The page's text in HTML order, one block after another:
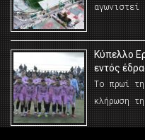
αγωνιστεί
Κύπελλο
εντός
Το πρωί
κλήρωση